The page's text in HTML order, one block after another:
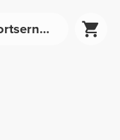
Kosttilskud til tennis – Sportsernæring | Prozis